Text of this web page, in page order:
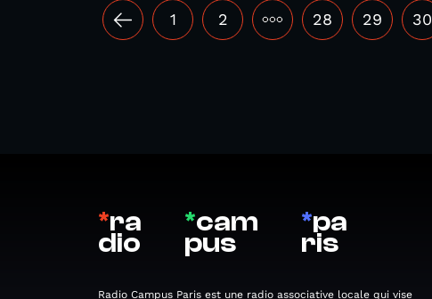
1 2 ••• 28 29 30
*ra
dio
*cam
pus
*pa
ris
Radio Campus Paris est une radio associative locale qui vise